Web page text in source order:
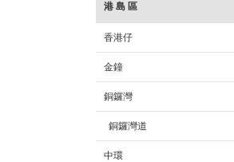
港 島 區
香港仔
金鐘
銅鑼灣
銅鑼灣道
中環